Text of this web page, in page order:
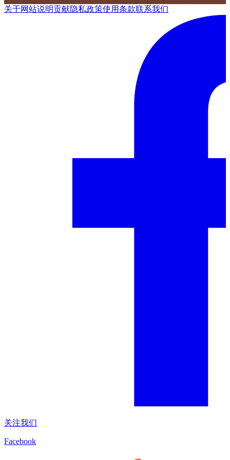
关于网站说明贡献隐私政策使用条款联系我们
关注我们
Facebook